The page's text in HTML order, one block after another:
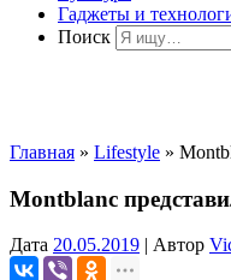
Гаджеты и
Поиск
Главная » Lifestyle »
Montblanc
Дата 20.05.2019 | Автор